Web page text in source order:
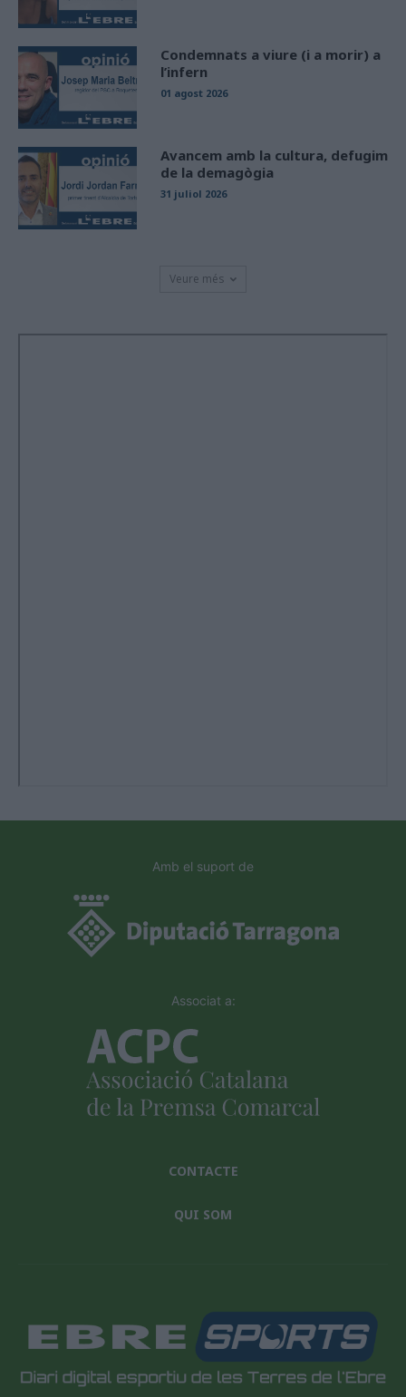
Condemnats a viure (i a morir) a
l’infern
01 agost 2026
Avancem amb la cultura, defugim
de la demagògia
31 juliol 2026
Veure més
Amb el suport de
Associat a:
CONTACTE
QUI SOM